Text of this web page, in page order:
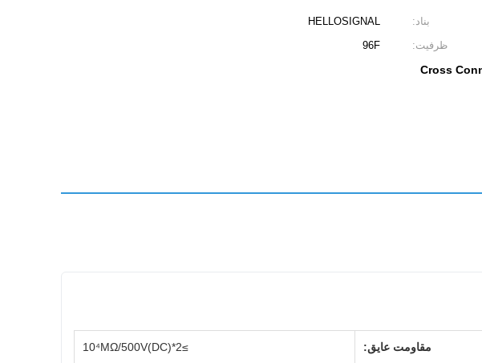
بناد:
HELLOSIGNAL
ظرفیت:
96F
مقاومت عایق: ≥2*10⁴MΩ/500V(DC)